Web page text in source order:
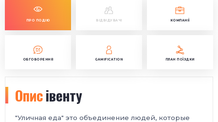
ПРО ПОДІЮ ВІДВІДУВАЧІ КОМПАНІЇ
ОБГОВОРЕННЯ GAMIFICATION ПЛАН ПОЇЗДКИ
Описівенту
"Уличная еда" это объединение людей, которые